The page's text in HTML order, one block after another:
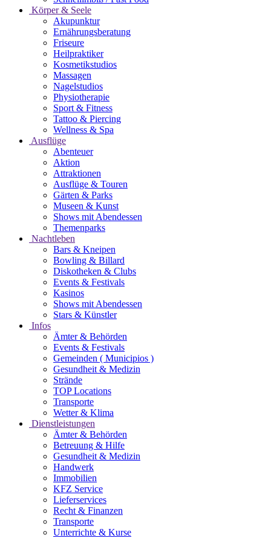
Körper & Seele
Akupunktur
Ernährungsberatung
Friseure
Heilpraktiker
Kosmetikstudios
Massagen
Nagelstudios
Physiotherapie
Sport & Fitness
Tattoo & Piercing
Wellness & Spa
Ausflüge
Abenteuer
Aktion
Attraktionen
Ausflüge & Touren
Gärten & Parks
Museen & Kunst
Shows mit Abendessen
Themenparks
Nachtleben
Bars & Kneipen
Bowling & Billard
Diskotheken & Clubs
Events & Festivals
Kasinos
Shows mit Abendessen
Stars & Künstler
Infos
Ämter & Behörden
Events & Festivals
Gemeinden ( Municipios )
Gesundheit & Medizin
Strände
TOP Locations
Transporte
Wetter & Klima
Dienstleistungen
Ämter & Behörden
Betreuung & Hilfe
Gesundheit & Medizin
Handwerk
Immobilien
KFZ Service
Lieferservices
Recht & Finanzen
Transporte
Unterrichte & Kurse